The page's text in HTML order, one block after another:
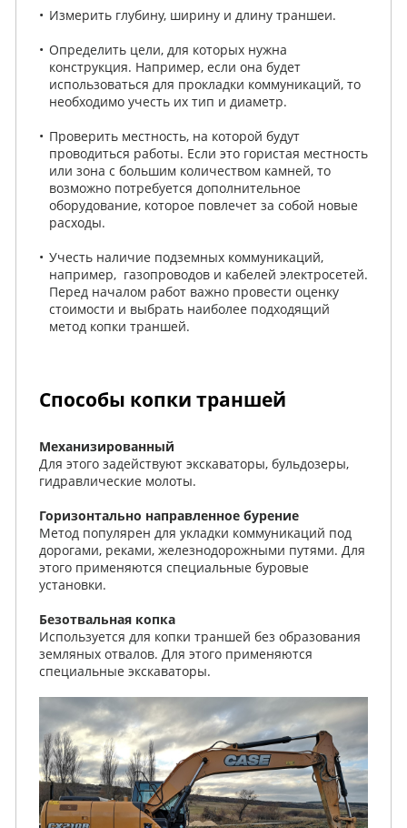
Измерить глубину, ширину и длину траншеи.
Определить цели, для которых нужна
конструкция. Например, если она будет
использоваться для прокладки коммуникаций, то
необходимо учесть их тип и диаметр.
Проверить местность, на которой будут
проводиться работы. Если это гористая местность
или зона с большим количеством камней, то
возможно потребуется дополнительное
оборудование, которое повлечет за собой новые
расходы.
Учесть наличие подземных коммуникаций,
например, газопроводов и кабелей электросетей.
Перед началом работ важно провести оценку
стоимости и выбрать наиболее подходящий
метод копки траншей.
Способы копки траншей
Механизированный
Для этого задействуют экскаваторы, бульдозеры,
гидравлические молоты.
Горизонтально направленное бурение
Метод популярен для укладки коммуникаций под
дорогами, реками, железнодорожными путями. Для
этого применяются специальные буровые
установки.
Безотвальная копка
Используется для копки траншей без образования
земляных отвалов. Для этого применяются
специальные экскаваторы.